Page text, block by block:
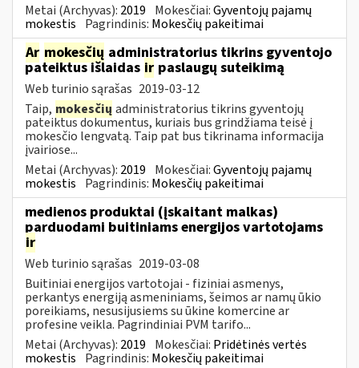
Metai (Archyvas): 2019 Mokesčiai:Gyventojų pajamų
mokestis Pagrindinis: Mokesčių pakeitimai
Ar mokesčių administratorius tikrins gyventojo
pateiktus išlaidas ir paslaugų suteikimą
Web turinio sąrašas 2019-03-12
Taip, mokesčių administratorius tikrins gyventojų
pateiktus dokumentus, kuriais bus grindžiama teisė į
mokesčio lengvatą. Taip pat bus tikrinama informacija
įvairiose...
Metai (Archyvas): 2019 Mokesčiai:Gyventojų pajamų
mokestis Pagrindinis: Mokesčių pakeitimai
medienos produktai (įskaitant malkas)
parduodami buitiniams energijos vartotojams
ir
Web turinio sąrašas 2019-03-08
Buitiniai energijos vartotojai - fiziniai asmenys,
perkantys energiją asmeniniams, šeimos ar namų ūkio
poreikiams, nesusijusiems su ūkine komercine ar
profesine veikla. Pagrindiniai PVM tarifo...
Metai (Archyvas): 2019 Mokesčiai: Pridėtinės vertės
mokestis Pagrindinis: Mokesčių pakeitimai